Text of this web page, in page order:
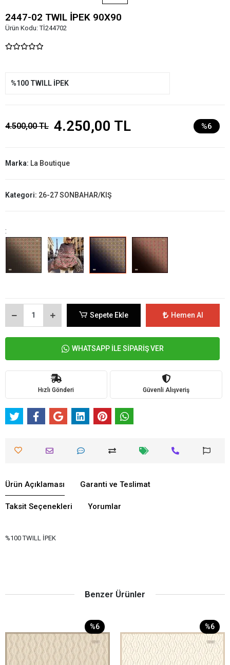
2447-02 TWIL İPEK 90X90
Ürün Kodu:Tİ244702
%100 TWILL İPEK
4.500,00 TL 4.250,00 TL %6
Marka: La Boutique
Kategori: 26-27 SONBAHAR/KIŞ
:
Sepete Ekle Hemen Al
WHATSAPP İLE SİPARİŞ VER
Hızlı Gönderi Güvenli Alışveriş
Ürün Açıklaması Garanti ve Teslimat
Taksit Seçenekleri Yorumlar
%100 TWILL İPEK
Benzer Ürünler
%6 %6